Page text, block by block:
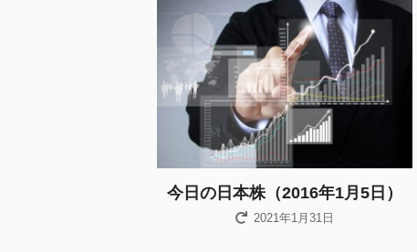
今日の日本株（2016年1月5日）
2021年1月31日